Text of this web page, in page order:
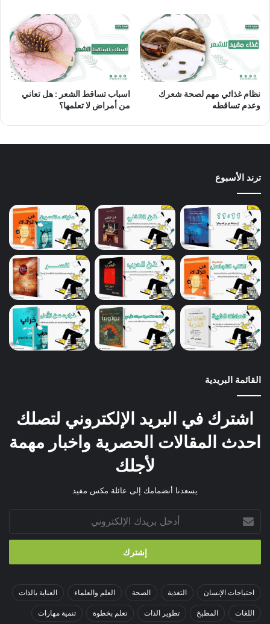
نظام غذائي مهم لصحة شعرك
وعدم تساقطه
اسباب تساقط الشعر : هل تعاني
من أمراض لا تعلمها؟
ترند الأسبوع
القائمة البريدية
اشترك في البريد الإلكتروني لتصلك
احدث المقالات الحصرية واخبار مهمة
لأجلك
يسعدنا أنضمامك إلى عائلة مكس مفيد
بريدك
الإلكتروني
احتياجات الإنسان التغذية الصحة العلم والعلماء العناية بالذات
اللغات المطبخ تطوير الذات تعلم بخطوة تنمية مهارات